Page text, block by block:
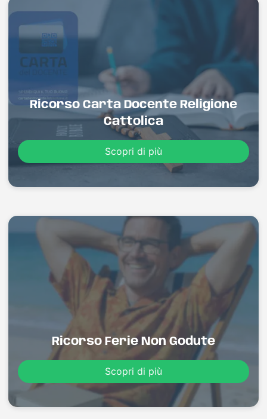
Ricorso Carta Docente Religione
Cattolica
Scopri di più
Ricorso Ferie Non Godute
Scopri di più